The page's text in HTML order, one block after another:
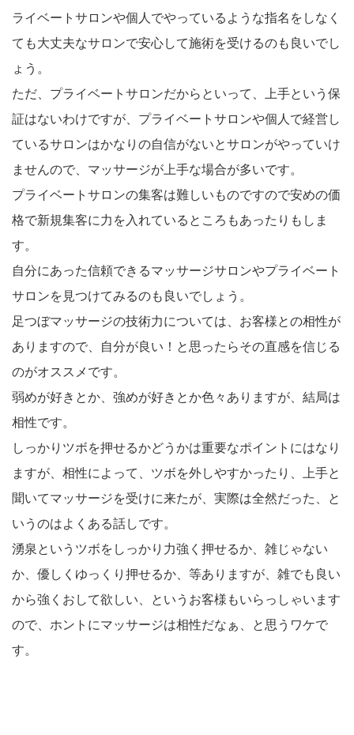
ライベートサロンや個人でやっているような指名をしなく
ても大丈夫なサロンで安心して施術を受けるのも良いでし
ょう。
ただ、プライベートサロンだからといって、上手という保
証はないわけですが、プライベートサロンや個人で経営し
ているサロンはかなりの自信がないとサロンがやっていけ
ませんので、マッサージが上手な場合が多いです。
プライベートサロンの集客は難しいものですので安めの価
格で新規集客に力を入れているところもあったりもしま
す。
自分にあった信頼できるマッサージサロンやプライベート
サロンを見つけてみるのも良いでしょう。
足つぼマッサージの技術力については、お客様との相性が
ありますので、自分が良い！と思ったらその直感を信じる
のがオススメです。
弱めが好きとか、強めが好きとか色々ありますが、結局は
相性です。
しっかりツボを押せるかどうかは重要なポイントにはなり
ますが、相性によって、ツボを外しやすかったり、上手と
聞いてマッサージを受けに来たが、実際は全然だった、と
いうのはよくある話しです。
湧泉というツボをしっかり力強く押せるか、雑じゃない
か、優しくゆっくり押せるか、等ありますが、雑でも良い
から強くおして欲しい、というお客様もいらっしゃいます
ので、ホントにマッサージは相性だなぁ、と思うワケで
す。